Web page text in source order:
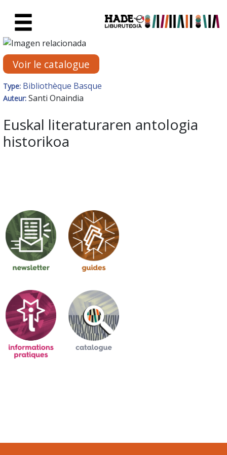
Fiche de Nouveaux Livres -
Voir le catalogue
Type: Bibliothèque Basque
Auteur: Santi Onaindia
Euskal literaturaren antologia
historikoa